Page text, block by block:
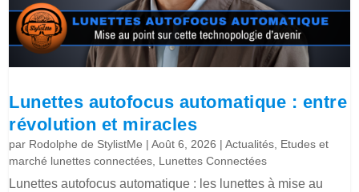
Lunettes autofocus automatique : entre
révolution et miracles
par Rodolphe de StylistMe |Août 6, 2026 |Actualités Etudes et
marché lunettes connectées Lunettes Connectées
Lunettes autofocus automatique : les lunettes à mise au